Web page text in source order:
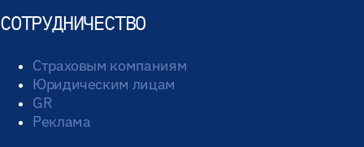
СОТРУДНИЧЕСТВО
Страховым компаниям
Юридическим лицам
GR
Реклама